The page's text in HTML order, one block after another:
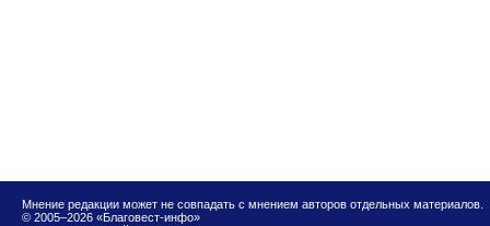
Мнение редакции может не совпадать с мнением авторов отдельных материалов.
© 2005–2026 «Благовест-инфо»